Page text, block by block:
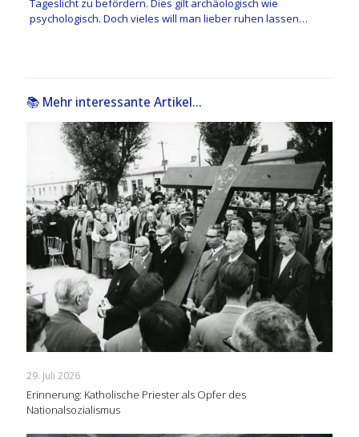
Tageslicht zu befördern. Dies gilt archäologisch wie
psychologisch. Doch vieles will man lieber ruhen lassen…
📚 Mehr interessante Artikel...
29. Juli 2026
Erinnerung: Katholische Priester als Opfer des
Nationalsozialismus